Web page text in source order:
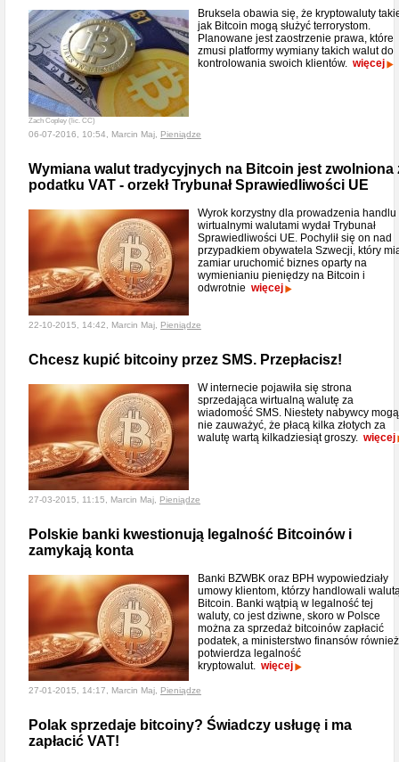
Zach Copley (lic. CC)
Bruksela obawia się, że kryptowaluty
jak Bitcoin mogą służyć terrorystom.
Planowane jest zaostrzenie prawa, które
zmusi platformy wymiany takich walut do
kontrolowania swoich klientów. więcej
06-07-2016, 10:54, Marcin Maj, Pieniądze
Wymiana walut tradycyjnych na Bitcoin jest zwolniona
podatku VAT - orzekł Trybunał Sprawiedliwości UE
Wyrok korzystny dla prowadzenia handlu
wirtualnymi walutami wydał Trybunał
Sprawiedliwości UE. Pochylił się on nad
przypadkiem obywatela Szwecji, który
zamiar uruchomić biznes oparty na
wymienianiu pieniędzy na Bitcoin i
odwrotnie więcej
22-10-2015, 14:42, Marcin Maj, Pieniądze
Chcesz kupić bitcoiny przez SMS. Przepłacisz!
W internecie pojawiła się strona
sprzedająca wirtualną walutę za
wiadomość SMS. Niestety nabywcy mogą
nie zauważyć, że płacą kilka złotych za
walutę wartą kilkadziesiąt groszy. więcej
27-03-2015, 11:15, Marcin Maj, Pieniądze
Polskie banki kwestionują legalność Bitcoinów i
zamykają konta
Banki BZWBK oraz BPH wypowiedziały
umowy klientom, którzy handlowali
Bitcoin. Banki wątpią w legalność tej
waluty, co jest dziwne, skoro w Polsce
można za sprzedaż bitcoinów zapłacić
podatek, a ministerstwo finansów również
potwierdza legalność
kryptowalut. więcej
27-01-2015, 14:17, Marcin Maj, Pieniądze
Polak sprzedaje bitcoiny? Świadczy usługę i ma
zapłacić VAT!